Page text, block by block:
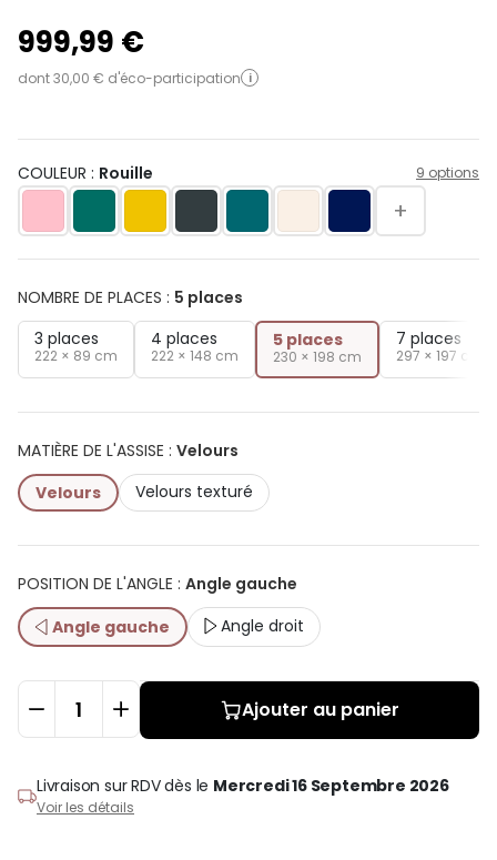
999,99 €
dont 30,00 € d'éco-participation i
COULEUR : Rouille 9 options
+
NOMBRE DE PLACES : 5 places
3 places
222 × 89 cm
4 places
222 × 148 cm
5 places
230 × 198 cm
7 places
297 × 197 cm
MATIÈRE DE L'ASSISE : Velours
Velours
Velours texturé
POSITION DE L'ANGLE : Angle gauche
Angle gauche
Angle droit
Ajouter au panier
Livraison sur RDVdès le Mercredi 16 Septembre 2026
Voir les détails